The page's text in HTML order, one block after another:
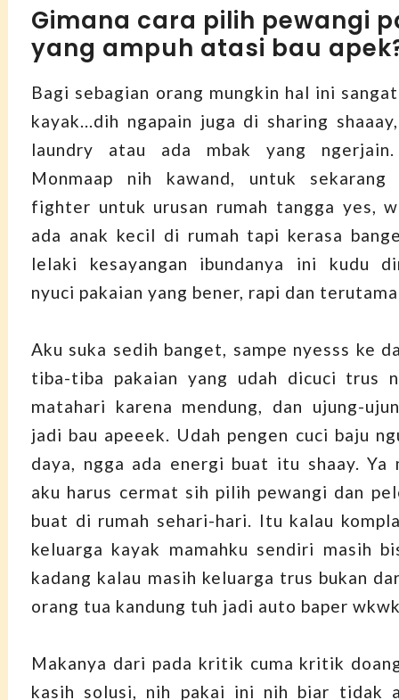
Gimana cara pilih pewangi
yang ampuh atasi bau
Bagi sebagian orang mungkin hal ini
kayak...dih ngapain juga di sharing
laundry atau ada mbak yang ngerjain.
Monmaap nih kawand, untuk
fighter untuk urusan rumah tangga yes,
ada anak kecil di rumah tapi kerasa
lelaki kesayangan ibundanya ini kudu
nyuci pakaian yang bener, rapi dan
Aku suka sedih banget, sampe nyesss ke
tiba-tiba pakaian yang udah dicuci trus
matahari karena mendung, dan ujung-
jadi bau apeeek. Udah pengen cuci baju
daya, ngga ada energi buat itu shaay. Ya
aku harus cermat sih pilih pewangi dan
buat di rumah sehari-hari. Itu kalau
keluarga kayak mamahku sendiri masih
kadang kalau masih keluarga trus bukan
orang tua kandung tuh jadi auto baper
Makanya dari pada kritik cuma kritik
kasih solusi, nih pakai ini nih biar tidak